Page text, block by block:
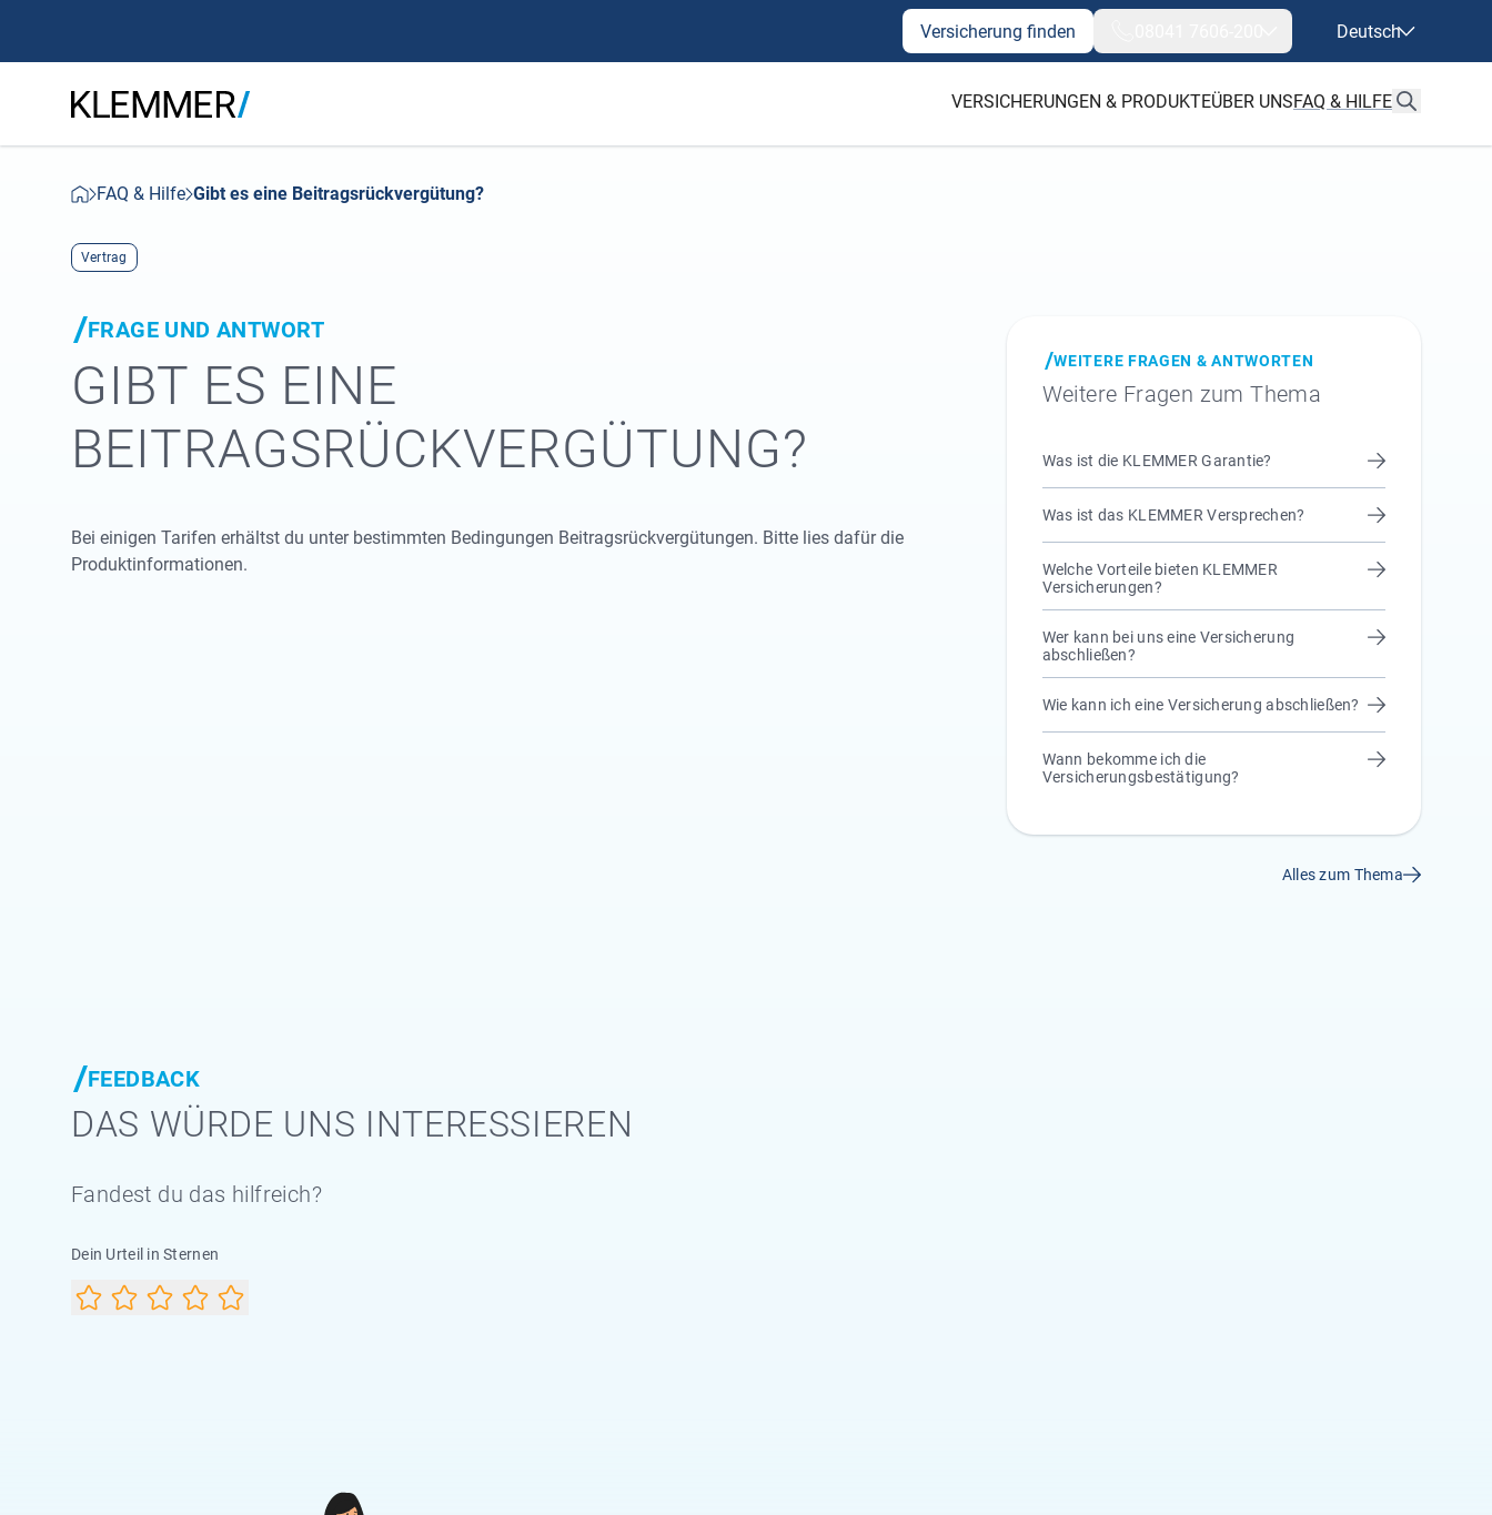
Versicherung finden Deutsch
VERSICHERUNGEN & PRODUKTEÜBER UNSFAQ & HILFE
FAQ & Hilfe Gibt es eine Beitragsrückvergütung?
Vertrag
FRAGE UND ANTWORT
GIBT ES EINE
BEITRAGSRÜCKVERGÜTUNG?
Bei einigen Tarifen erhältst du unter bestimmten Bedingungen Beitragsrückvergütungen. Bitte lies dafür die
Produktinformationen.
WEITERE FRAGEN & ANTWORTEN
Weitere Fragen zum Thema
Was ist die KLEMMER Garantie?
Was ist das KLEMMER Versprechen?
Welche Vorteile bieten KLEMMER
Versicherungen?
Wer kann bei uns eine Versicherung
abschließen?
Wie kann ich eine Versicherung abschließen?
Wann bekomme ich die
Versicherungsbestätigung?
Alles zum Thema
FEEDBACK
DAS WÜRDE UNS INTERESSIEREN
Fandest du das hilfreich?
Dein Urteil in Sternen